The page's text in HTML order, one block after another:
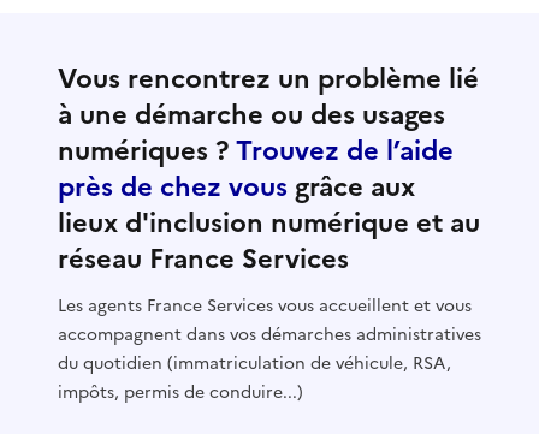
Vous rencontrez un problème lié
à une démarche ou des usages
numériques ?Trouvez de l’aide
près de chez vous grâce aux
lieux d'inclusion numérique et au
réseau France Services
Les agents France Services vous accueillent et vous
accompagnent dans vos démarches administratives
du quotidien (immatriculation de véhicule, RSA,
impôts, permis de conduire...)